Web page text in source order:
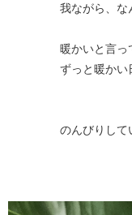
我ながら、なん
暖かいと言っては
ずっと暖かい日が
のんびりしてい